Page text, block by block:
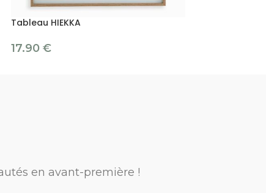
Tableau HIEKKA
17.90 €
en avant-première !